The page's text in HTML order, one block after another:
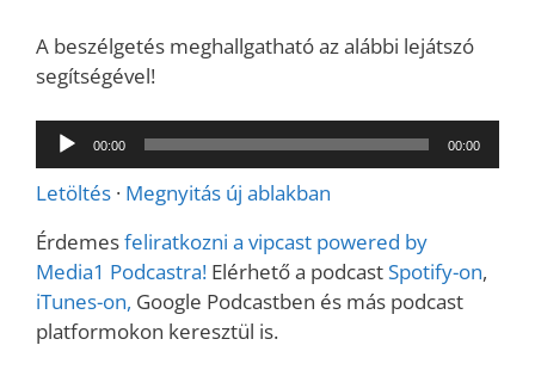
A beszélgetés meghallgatható az alábbi lejátszó
segítségével!
Audió
lejátszó
00:00 00:00
Letöltés · Megnyitás új ablakban
Érdemesfeliratkozni a vipcast powered by
Media1 Podcastra! Elérhető a podcastSpotify-on,
iTunes-on, Google Podcastben és más podcast
platformokon keresztül is.